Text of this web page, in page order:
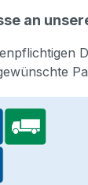
an